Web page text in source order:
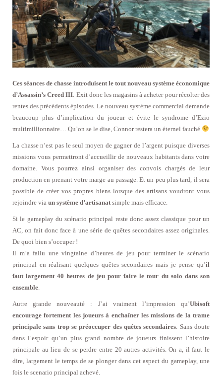
Ces séances de chasse introduisent le tout nouveau système économique
d’Assassin’s Creed III . Exit donc les magasins à acheter pour récolter des
rentes des précédents épisodes. Le nouveau système commercial demande
beaucoup plus d’implication du joueur et évite le syndrome d’Ezio
multimillionnaire… Qu’on se le dise, Connor restera un éternel fauché
La chasse n’est pas le seul moyen de gagner de l’argent puisque diverses
missions vous permettront d’accueillir de nouveaux habitants dans votre
domaine. Vous pourrez ainsi organiser des convois chargés de leur
production en prenant votre marge au passage. Et un peu plus tard, il sera
possible de créer vos propres biens lorsque des artisans voudront vous
rejoindre via un système d’artisanat simple mais efficace.
Si le gameplay du scénario principal reste donc assez classique pour un
AC, on fait donc face à une série de quêtes secondaires assez originales.
De quoi bien s’occuper !
Il m’a fallu une vingtaine d’heures de jeu pour terminer le scénario
principal en réalisant quelques quêtes secondaires mais je pense qu’il
faut largement 40 heures de jeu pour faire le tour du solo dans son
ensemble
Autre grande nouveauté : J’ai vraiment l’impression qu’Ubisoft
encourage fortement les joueurs à enchaîner les missions de la trame
principale sans trop se préoccuper des quêtes secondaires . Sans doute
dans l’espoir qu’un plus grand nombre de joueurs finissent l’histoire
principale au lieu de se perdre entre 20 autres activités. On a, il faut le
dire, largement le temps de se plonger dans cet aspect du gameplay, une
fois le scenario principal achevé.